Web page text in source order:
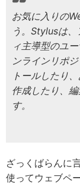
お気に入りの
う。Stylusは
ィ主導型のユ
ンラインリポ
トールしたり
作成したり、
す。
ざっくばらんに
使ってウェブペ